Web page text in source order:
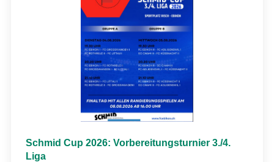
Schmid Cup 2026: Vorbereitungsturnier 3./4.
Liga